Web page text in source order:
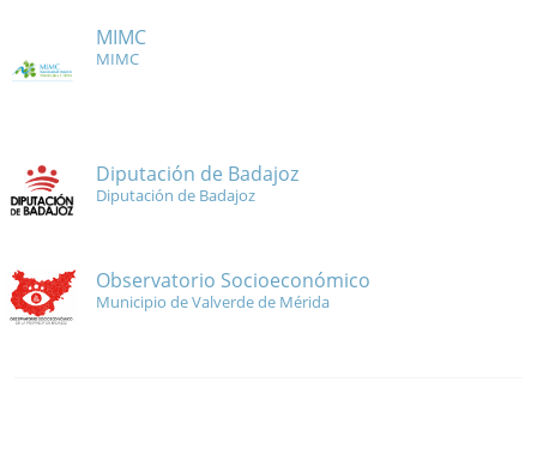
MIMC
MIMC
Diputación de Badajoz
Diputación de Badajoz
Observatorio Socioeconómico
Municipio de Valverde de Mérida